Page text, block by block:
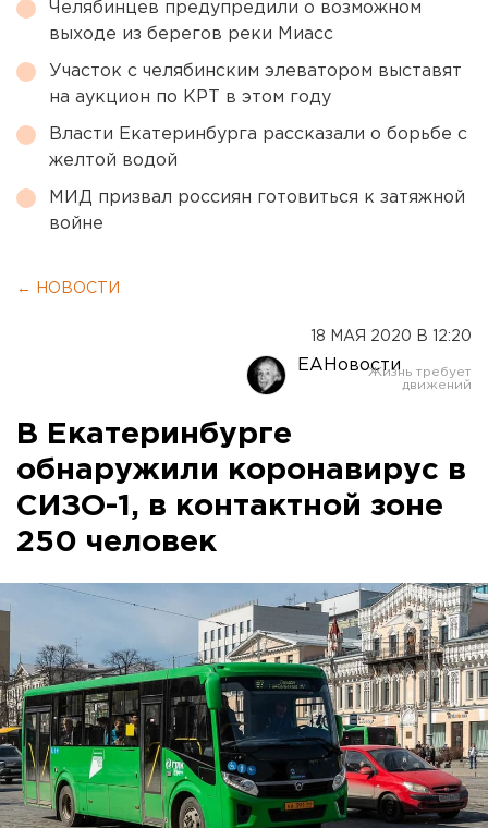
Челябинцев предупредили о возможном
выходе из берегов реки Миасс
Участок с челябинским элеватором выставят
на аукцион по КРТ в этом году
Власти Екатеринбурга рассказали о борьбе с
желтой водой
МИД призвал россиян готовиться к затяжной
войне
← НОВОСТИ
18 МАЯ 2020 В 12:20
ЕАНовости
В Екатеринбурге
обнаружили коронавирус в
СИЗО-1, в контактной зоне
250 человек